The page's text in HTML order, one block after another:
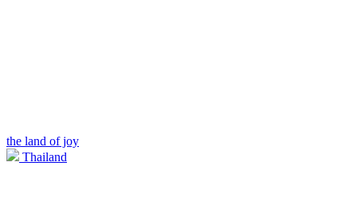
the land of joy
Thailand